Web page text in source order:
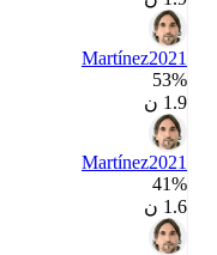
Martínez2021
53‎%‎
Martínez2021
41‎%‎